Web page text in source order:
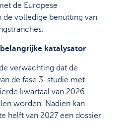
de Europese
de volledige benutting van
katalysator
verwachting dat de
de fase 3-studie met
kwartaal van 2026
worden. Nadien kan
helft van 2027 een dossier